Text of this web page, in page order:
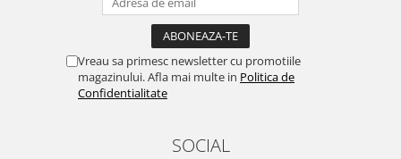
Vreau sa primesc newsletter cu promotiile
magazinului. Afla mai multe in Politica de
Confidentialitate
SOCIAL